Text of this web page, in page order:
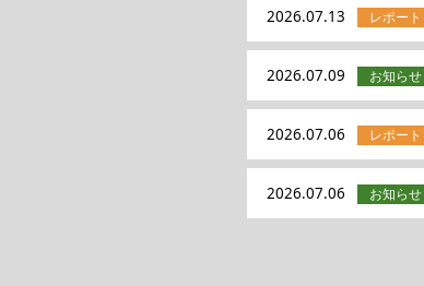
2026.07.13
2026.07.09
2026.07.06
2026.07.06